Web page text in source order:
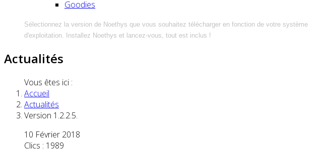
Goodies
Sélectionnez la version de Noethys que vous souhaitez télécharger en fonction de votre système
d'exploitation. Installez Noethys et lancez-vous, tout est inclus !
Actualités
Vous êtes ici :
Accueil
Actualités
Version 1.2.2.5.
10 Février 2018
Clics : 1989